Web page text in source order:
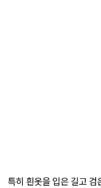
특히 흰옷을 입은 길고